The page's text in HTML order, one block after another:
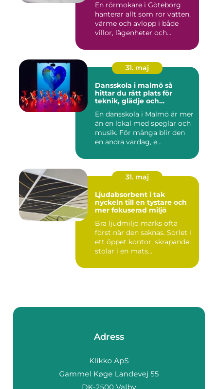
En rörmokare i Göteborg
hanterar allt som rör vatten,
värme och avlopp i både
villor, lägenheter och...
31. maj
Dansskola i malmö så
hittar du rätt plats för
teknik, glädje och
En dansskola i Malmö är mer
än en lokal med speglar och
musik. För många blir den
en andra vardag, e...
31. maj
Ljudabsorbent i tak
nyckeln till en tystare och
mer fokuserad miljö
Bra ljudmiljö märks ofta
först när den saknas. Sorlet i
ett öppet kontor, skrapande
stolar i en mats...
Adress